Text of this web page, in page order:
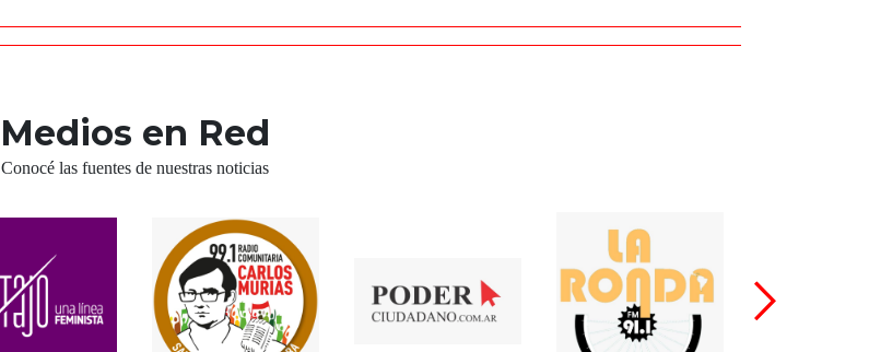
Medios en Red
Conocé las fuentes de nuestras noticias